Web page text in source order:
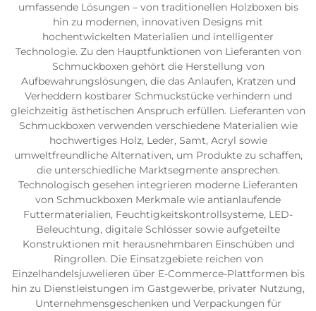
umfassende Lösungen – von traditionellen Holzboxen bis
hin zu modernen, innovativen Designs mit
hochentwickelten Materialien und intelligenter
Technologie. Zu den Hauptfunktionen von Lieferanten von
Schmuckboxen gehört die Herstellung von
Aufbewahrungslösungen, die das Anlaufen, Kratzen und
Verheddern kostbarer Schmuckstücke verhindern und
gleichzeitig ästhetischen Anspruch erfüllen. Lieferanten von
Schmuckboxen verwenden verschiedene Materialien wie
hochwertiges Holz, Leder, Samt, Acryl sowie
umweltfreundliche Alternativen, um Produkte zu schaffen,
die unterschiedliche Marktsegmente ansprechen.
Technologisch gesehen integrieren moderne Lieferanten
von Schmuckboxen Merkmale wie antianlaufende
Futtermaterialien, Feuchtigkeitskontrollsysteme, LED-
Beleuchtung, digitale Schlösser sowie aufgeteilte
Konstruktionen mit herausnehmbaren Einschüben und
Ringrollen. Die Einsatzgebiete reichen von
Einzelhandelsjuwelieren über E-Commerce-Plattformen bis
hin zu Dienstleistungen im Gastgewerbe, privater Nutzung,
Unternehmensgeschenken und Verpackungen für